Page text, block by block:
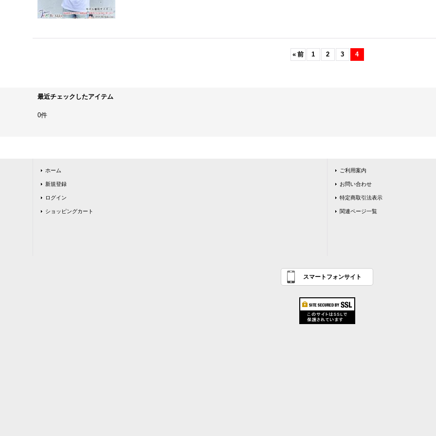
« 前 1 2 3 4
最近チェックしたアイテム
0件
ホーム
新規登録
ログイン
ショッピングカート
ご利用案内
お問い合わせ
特定商取引法表示
関連ページ一覧
スマートフォンサイト